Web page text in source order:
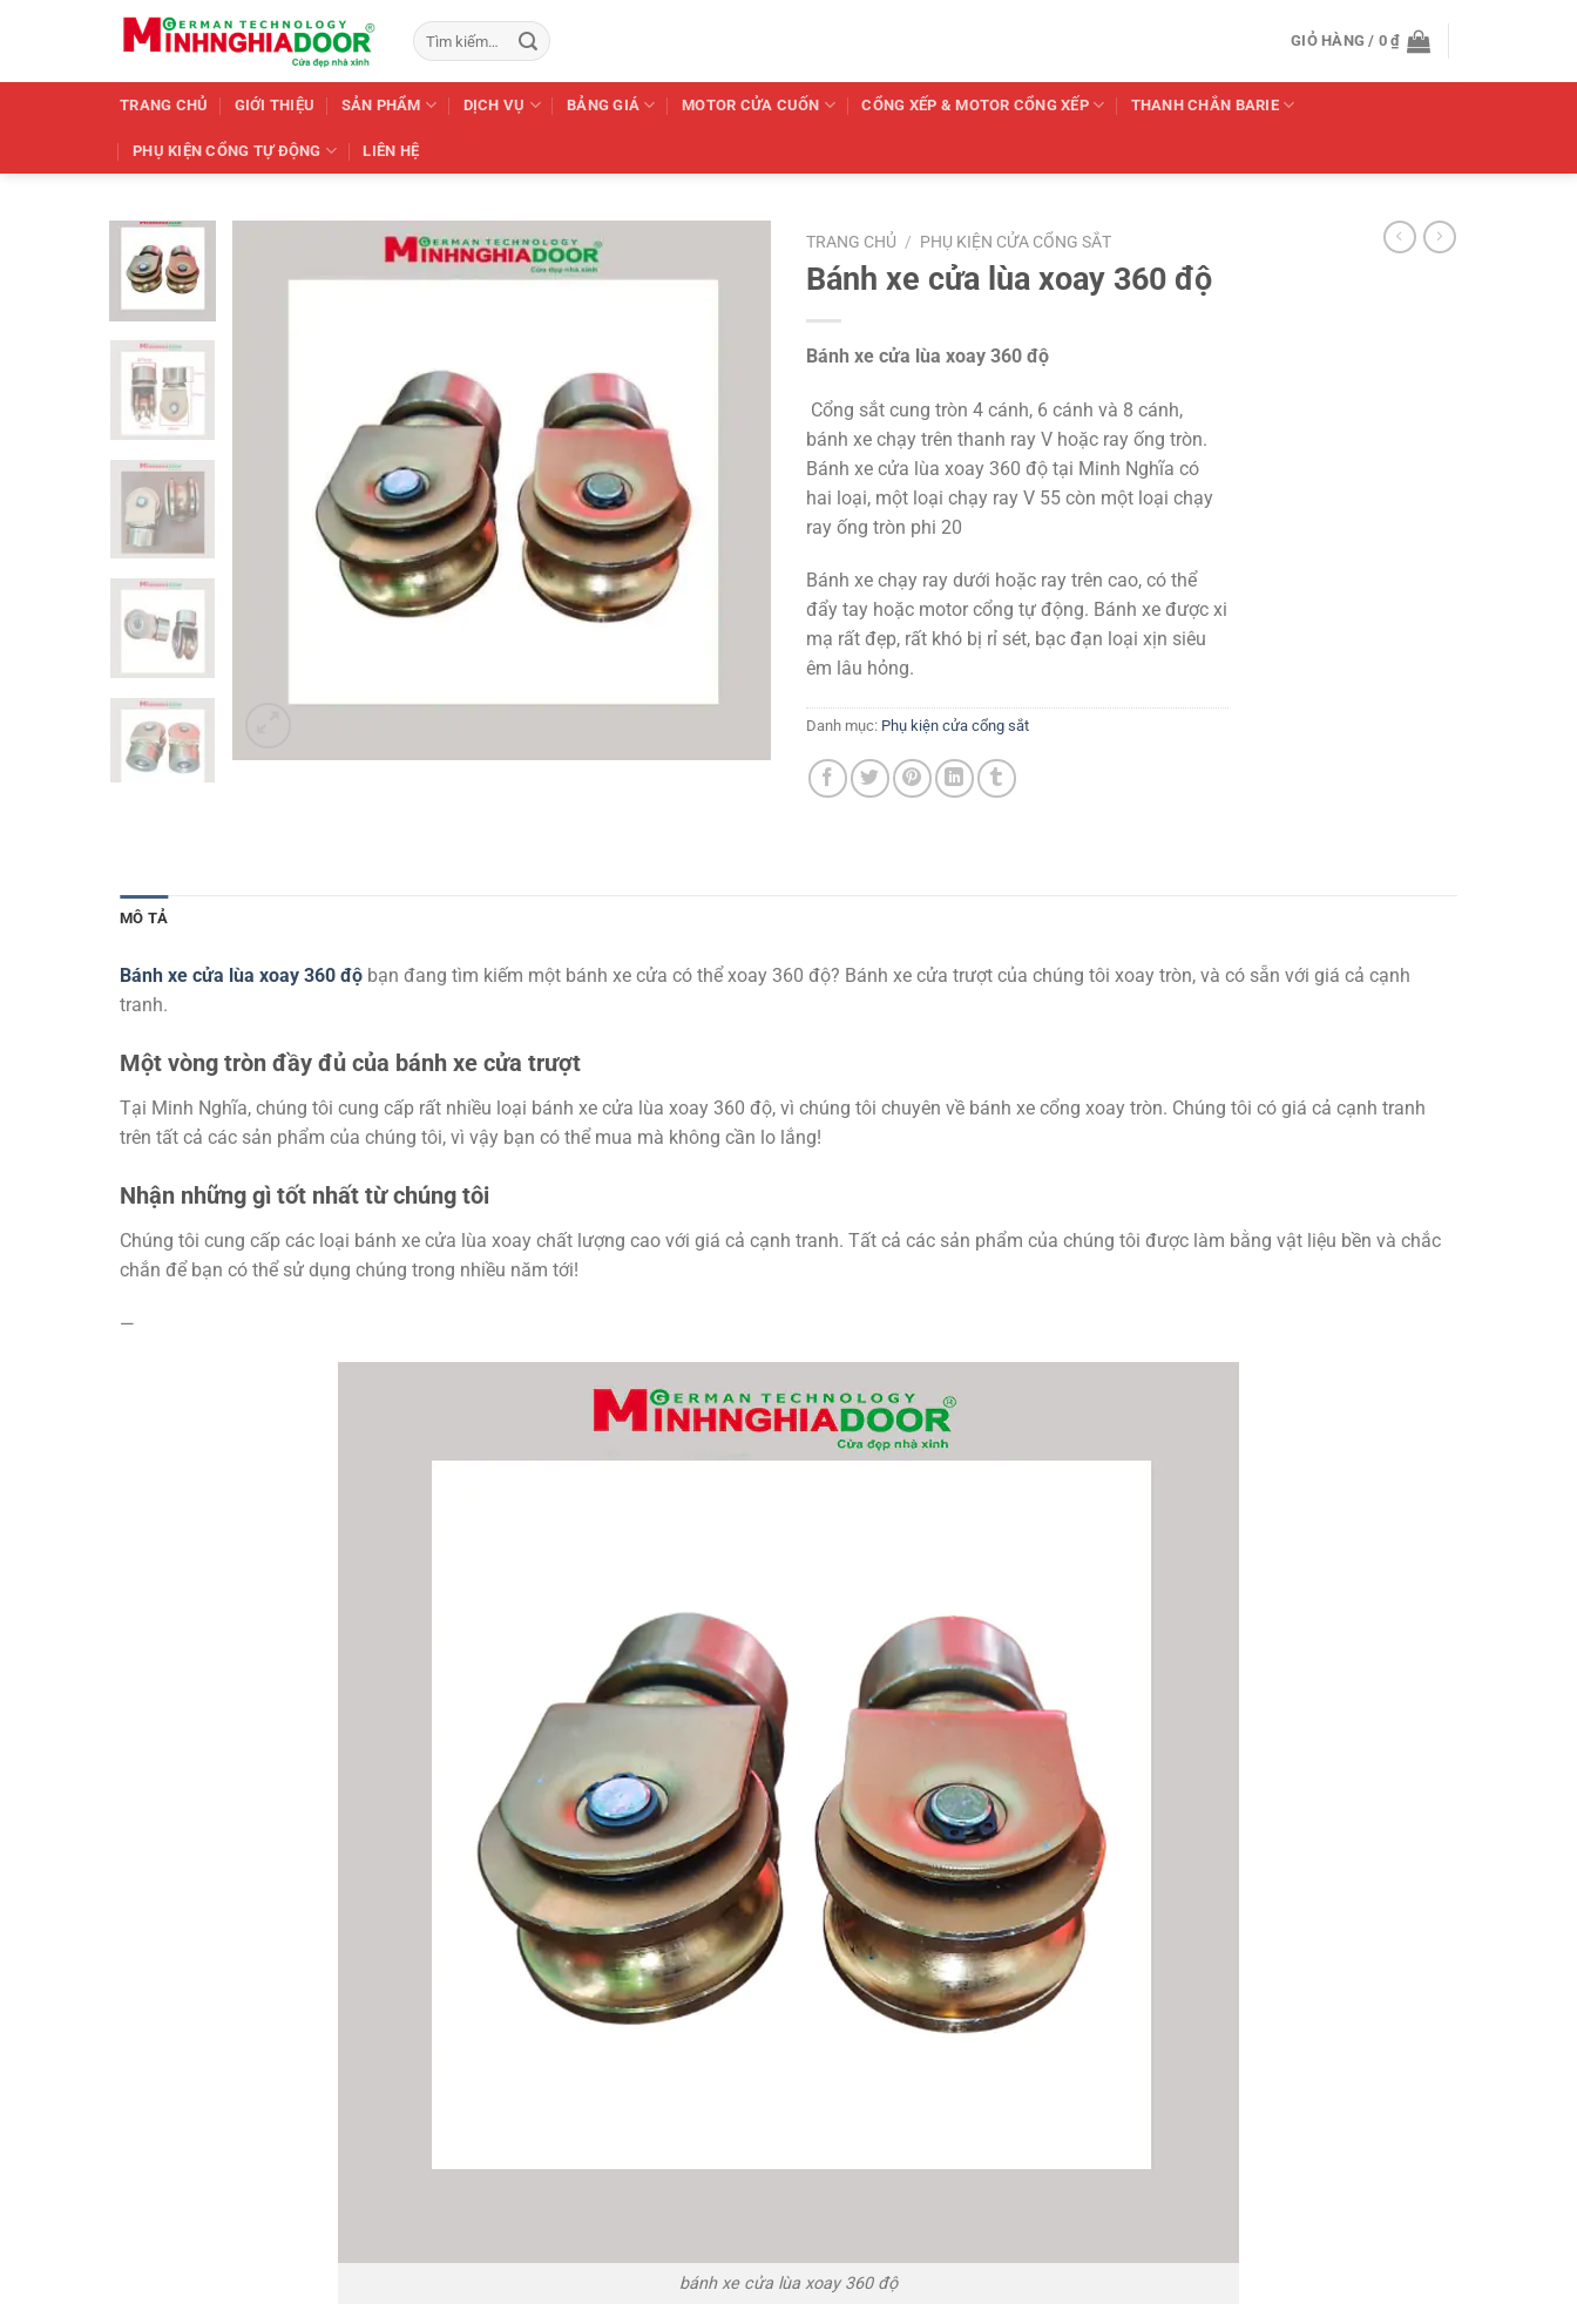
Tìm
kiếm:
GIỎ HÀNG / 0₫
TRANG CHỦ GIỚI THIỆU SẢN PHẨM DỊCH VỤ BẢNG GIÁ MOTOR CỬA CUỐN CỔNG XẾP & MOTOR CỔNG XẾP THANH CHẮN BARIE
PHỤ KIỆN CỔNG TỰ ĐỘNG LIÊN HỆ
TRANG CHỦ / PHỤ KIỆN CỬA CỔNG SẮT
Bánh xe cửa lùa xoay 360 độ
Bánh xe cửa lùa xoay 360 độ
Cổng sắt cung tròn 4 cánh, 6 cánh và 8 cánh,
bánh xe chạy trên thanh ray V hoặc ray ống tròn.
Bánh xe cửa lùa xoay 360 độ tại Minh Nghĩa có
hai loại, một loại chạy ray V 55 còn một loại chạy
ray ống tròn phi 20
Bánh xe chạy ray dưới hoặc ray trên cao, có thể
đẩy tay hoặc motor cổng tự động. Bánh xe được xi
mạ rất đẹp, rất khó bị rỉ sét, bạc đạn loại xịn siêu
êm lâu hỏng.
Danh mục: Phụ kiện cửa cổng sắt
MÔ TẢ
Bánh xe cửa lùa xoay 360 độ bạn đang tìm kiếm một bánh xe cửa có thể xoay 360 độ? Bánh xe cửa trượt của chúng tôi xoay tròn, và có sẵn với giá cả cạnh
tranh.
Một vòng tròn đầy đủ của bánh xe cửa trượt
Tại Minh Nghĩa, chúng tôi cung cấp rất nhiều loại bánh xe cửa lùa xoay 360 độ, vì chúng tôi chuyên về bánh xe cổng xoay tròn. Chúng tôi có giá cả cạnh tranh
trên tất cả các sản phẩm của chúng tôi, vì vậy bạn có thể mua mà không cần lo lắng!
Nhận những gì tốt nhất từ chúng tôi
Chúng tôi cung cấp các loại bánh xe cửa lùa xoay chất lượng cao với giá cả cạnh tranh. Tất cả các sản phẩm của chúng tôi được làm bằng vật liệu bền và chắc
chắn để bạn có thể sử dụng chúng trong nhiều năm tới!
—
bánh xe cửa lùa xoay 360 độ